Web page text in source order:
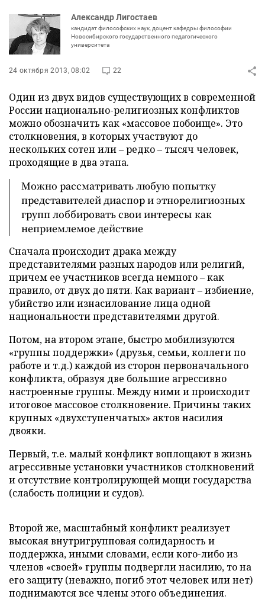
Александр Лигостаев
кандидат философских наук, доцент кафедры философии
Новосибирского государственного педагогического
университета
24 октября 2013, 08:02 22
Один из двух видов существующих в современной
России национально-религиозных конфликтов
можно обозначить как «массовое побоище». Это
столкновения, в которых участвуют до
нескольких сотен или – редко – тысяч человек,
проходящие в два этапа.
Можно рассматривать любую попытку
представителей диаспор и этнорелигиозных
групп лоббировать свои интересы как
неприемлемое действие
Сначала происходит драка между
представителями разных народов или религий,
причем ее участников всегда немного – как
правило, от двух до пяти. Как вариант – избиение,
убийство или изнасилование лица одной
национальности представителями другой.
Потом, на втором этапе, быстро мобилизуются
«группы поддержки» (друзья, семьи, коллеги по
работе и т.д.) каждой из сторон первоначального
конфликта, образуя две большие агрессивно
настроенные группы. Между ними и происходит
итоговое массовое столкновение. Причины таких
крупных «двухступенчатых» актов насилия
двояки.
Первый, т.е. малый конфликт воплощают в жизнь
агрессивные установки участников столкновений
и отсутствие контролирующей мощи государства
(слабость полиции и судов).
Второй же, масштабный конфликт реализует
высокая внутригрупповая солидарность и
поддержка, иными словами, если кого-либо из
членов «своей» группы подвергли насилию, то на
его защиту (неважно, погиб этот человек или нет)
поднимаются все члены этого объединения.